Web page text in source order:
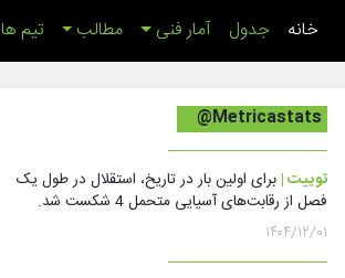
خانه (اینجا)
جدول آمار فنی مطالب تیم ها
@Metricastats
توییت |برای اولین بار در تاریخ، استقلال در طول یک
فصل از رقابت‌های آسیایی متحمل 4 شکست شد.
۱۴۰۴/۱۲/۰۱